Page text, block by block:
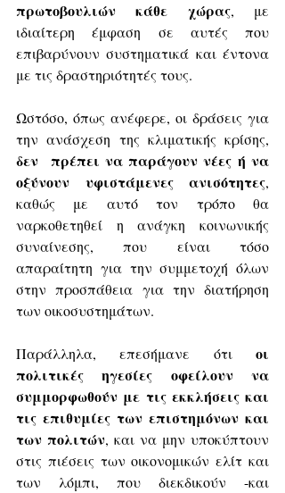
πρωτοβουλιών κάθε χώρας, με
ιδιαίτερη έμφαση σε αυτές που
επιβαρύνουν συστηματικά και έντονα
με τις δραστηριότητές τους.
Ωστόσο, όπως ανέφερε, οι δράσεις για
δεν  πρέπει να παράγουν νέες ή να
οξύνουν υφιστάμενες ανισότητες,
καθώς με αυτό τον τρόπο θα
ναρκοθετηθεί η ανάγκη κοινωνικής
συναίνεσης, που είναι τόσο
απαραίτητη για την συμμετοχή όλων
στην προσπάθεια για την διατήρηση
των οικοσυστημάτων.
Παράλληλα, επεσήμανε ότι οι
πολιτικές ηγεσίες οφείλουν να
συμμορφωθούν με τις εκκλήσεις και
τις επιθυμίες των επιστημόνων και
των πολιτών, και να μην υποκύπτουν
στις πιέσεις των οικονομικών ελίτ και
των λόμπι, που διεκδικούν -και